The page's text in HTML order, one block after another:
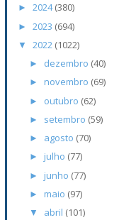
►2024(380)
►2023 (694)
▼2022 (1022)
► dezembro (40)
► novembro (69)
► outubro (62)
► setembro (59)
► agosto (70)
► julho (77)
► junho (77)
► maio (97)
▼ abril (101)